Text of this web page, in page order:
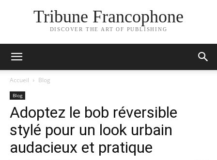
Tribune Francophone
DISCOVER THE ART OF PUBLISHING
Accueil Blog
Blog
Adoptez le bob réversible
stylé pour un look urbain
audacieux et pratique